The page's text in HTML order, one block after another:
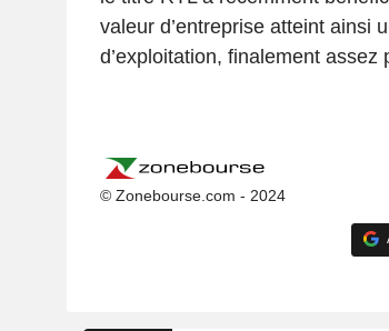
valeur d’entreprise atteint ainsi
d’exploitation, finalement
© Zonebourse.com - 2024